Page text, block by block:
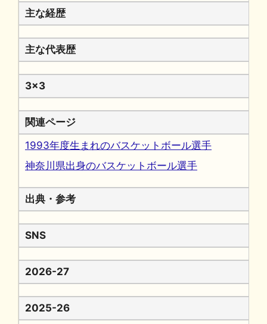
主な経歴
主な代表歴
3x3
関連ページ
1993年度生まれのバスケットボール選手
神奈川県出身のバスケットボール選手
出典・参考
SNS
2026-27
2025-26